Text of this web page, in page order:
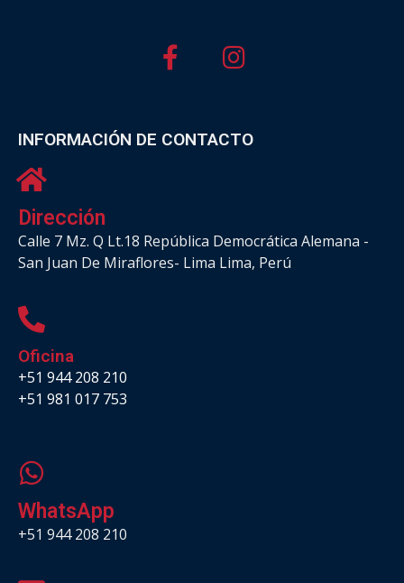
INFORMACIÓN DE CONTACTO
Dirección
Calle 7 Mz. Q Lt.18 República Democrática Alemana -
San Juan De Miraflores- Lima Lima, Perú
Oficina
+51 944 208 210
+51 981 017 753
WhatsApp
+51 944 208 210